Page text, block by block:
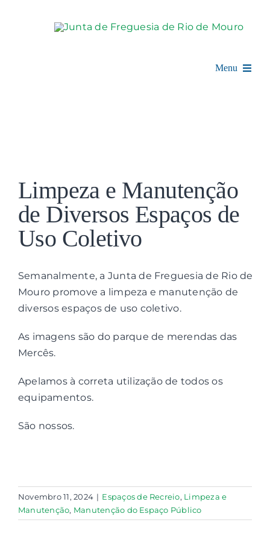
Menu
Balcão Digital
Notícias e Eventos
Contactos
Associações
Larger
Image
Limpeza e Manutenção
de Diversos Espaços de
Uso Coletivo
Semanalmente, a Junta de Freguesia de Rio de
Mouro promove a limpeza e manutenção de
diversos espaços de uso coletivo.
As imagens são do parque de merendas das
Mercês.
Apelamos à correta utilização de todos os
equipamentos.
São nossos.
Novembro 11, 2024 | Espaços de Recreio, Limpeza e
Manutenção, Manutenção do Espaço Público